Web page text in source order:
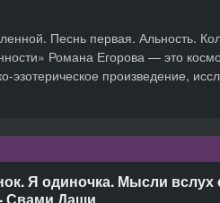
Песнь первая. Альность.
Романа Егорова — это
эзотерическое произведение,
Я одиночка. Мысли вслух